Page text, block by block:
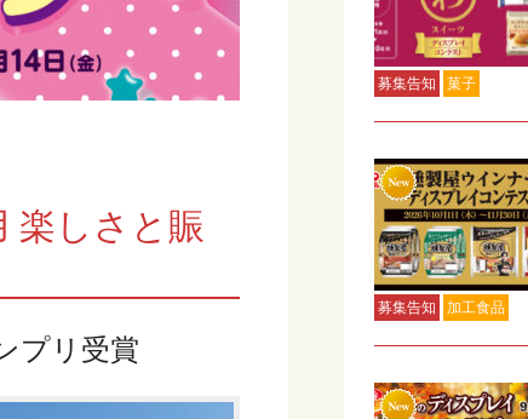
楽しさと賑
プリ受賞
募集告知 菓子
募集告知 加工食品